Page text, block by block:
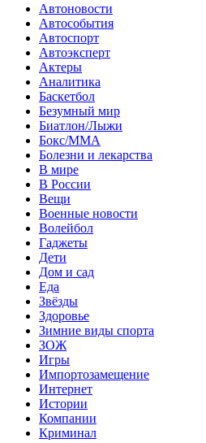
Автоновости
Автособытия
Автоспорт
Автоэксперт
Актеры
Аналитика
Баскетбол
Безумный мир
Биатлон/Лыжи
Бокс/MMA
Болезни и лекарства
В мире
В России
Вещи
Военные новости
Волейбол
Гаджеты
Дети
Дом и сад
Еда
Звёзды
Здоровье
Зимние виды спорта
ЗОЖ
Игры
Импортозамещение
Интернет
Истории
Компании
Криминал